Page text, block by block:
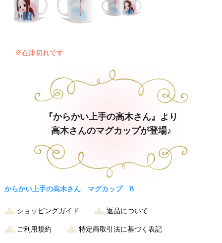
※在庫切れです
『からかい上手の高木さん』より
高木さんのマグカップが登場♪
からかい上手の高木さん マグカップ B
ショッピングガイド 返品について
ご利用規約 特定商取引法に基づく表記